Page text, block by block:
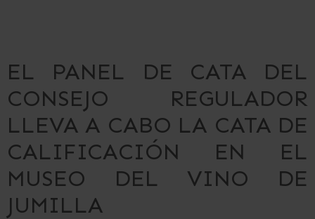
EL PANEL DE CATA DEL
CONSEJO REGULADOR
LLEVA A CABO LA CATA DE
CALIFICACIÓN EN EL
MUSEO DEL VINO DE
JUMILLA